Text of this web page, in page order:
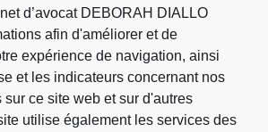
d’avocat DEBORAH DIALLO
afin d'améliorer et de
expérience de navigation, ainsi
et les indicateurs concernant nos
ce site web et sur d'autres
utilise également les services des